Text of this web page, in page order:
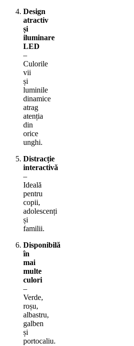
Design
atractiv
și
iluminare
LED
–
Culorile
vii
și
luminile
dinamice
atrag
atenția
din
orice
unghi.
Distracție
interactivă
–
Ideală
pentru
copii,
adolescenți
și
familii.
Disponibilă
în
mai
multe
culori
–
Verde,
roșu,
albastru,
galben
și
portocaliu.